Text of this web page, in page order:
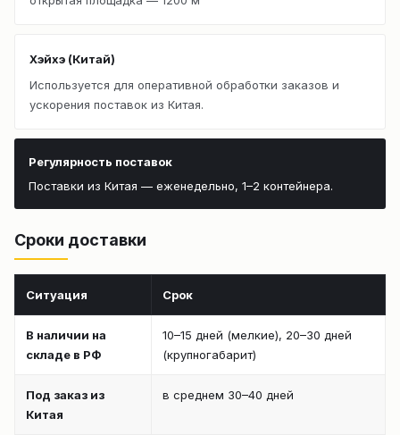
Хэйхэ (Китай)
Используется для оперативной обработки заказов и
ускорения поставок из Китая.
Регулярность поставок
Поставки из Китая — еженедельно, 1–2 контейнера.
Сроки доставки
Ситуация Срок
В наличии на
складе в РФ
10–15 дней (мелкие), 20–30 дней
(крупногабарит)
Под заказ из
Китая
в среднем 30–40 дней